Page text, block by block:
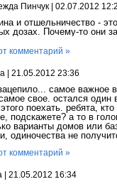
Пинчук | 02.07.2012
и отшельничество -
дозах. Почему-то они
комментарий »
| 21.05.2012 23:36
самое важное
свое. остался один
поехать. ребята,
подскажете? а то в
варианты домов или
одиночества не
комментарий »
| 21.05.2012 16:34